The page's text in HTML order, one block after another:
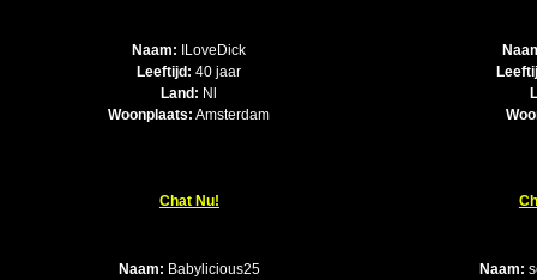
Naam:
ILoveDick
Leeftijd: 40 jaar
Land: Nl
Woonplaats: Amsterdam
Chat Nu!
Naam: Babylicious25
Naam: